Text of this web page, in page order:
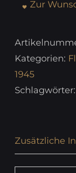
Zur
Kategorien:
1945
Schlagwörter:
Zusätzliche